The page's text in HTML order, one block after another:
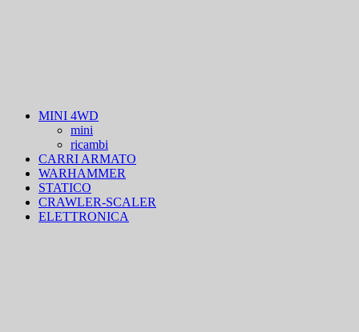
MINI 4WD
mini
ricambi
CARRI ARMATO
WARHAMMER
STATICO
CRAWLER-SCALER
ELETTRONICA